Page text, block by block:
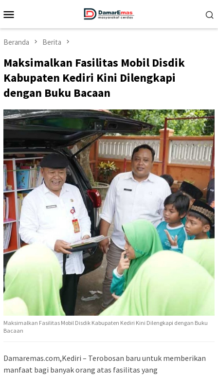
ke
Mobile
Beranda Berita
Maksimalkan Fasilitas Mobil Disdik
Kabupaten Kediri Kini Dilengkapi
dengan Buku Bacaan
Maksimalkan Fasilitas Mobil Disdik Kabupaten Kediri Kini Dilengkapi dengan Buku
Bacaan
Damaremas.com,Kediri – Terobosan baru untuk memberikan
manfaat bagi banyak orang atas fasilitas yang